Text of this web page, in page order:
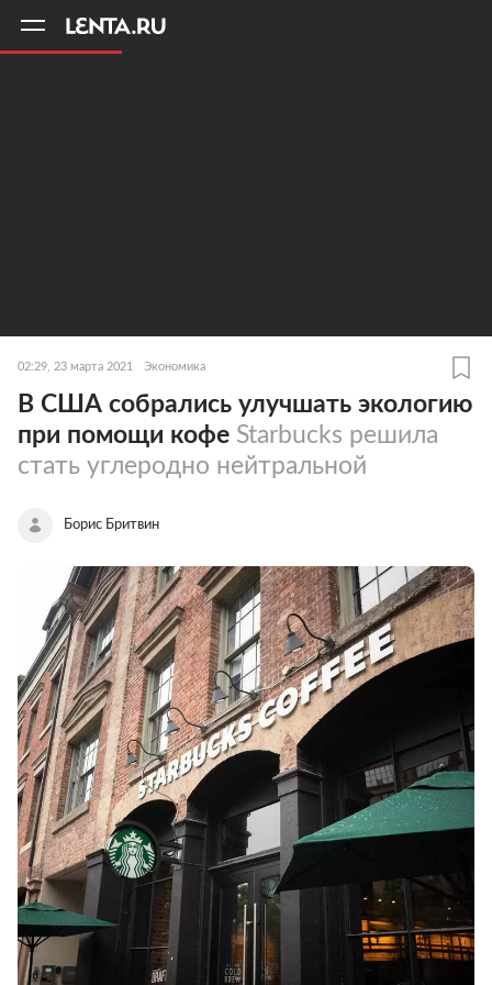
02:29, 23 марта 2021 Экономика
В США собрались улучшать экологию
при помощи кофе Starbucks решила
стать углеродно нейтральной
Борис Бритвин